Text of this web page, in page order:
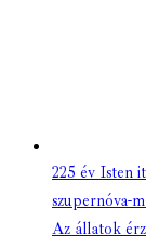
225 év Isten
szupernóva-
Az állatok